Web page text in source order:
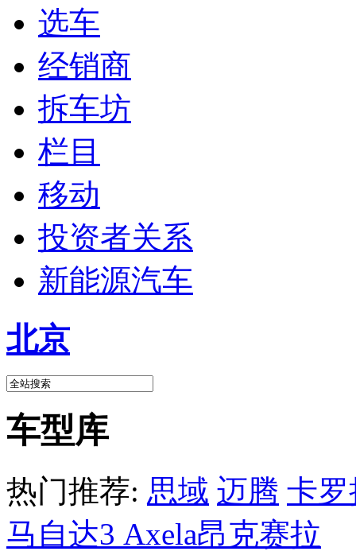
选车
经销商
拆车坊
栏目
移动
投资者关系
新能源汽车
北京
车型库
热门推荐: 思域 迈腾 卡罗
马自达3 Axela昂克赛拉